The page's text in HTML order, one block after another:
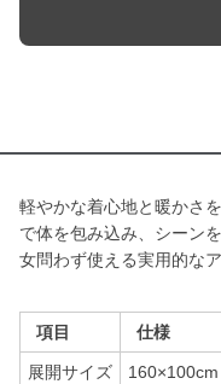
軽やかな着心地と暖かさ
で体を包み込み、シーン
女問わず使える実用的な
項目 仕様
展開サイズ